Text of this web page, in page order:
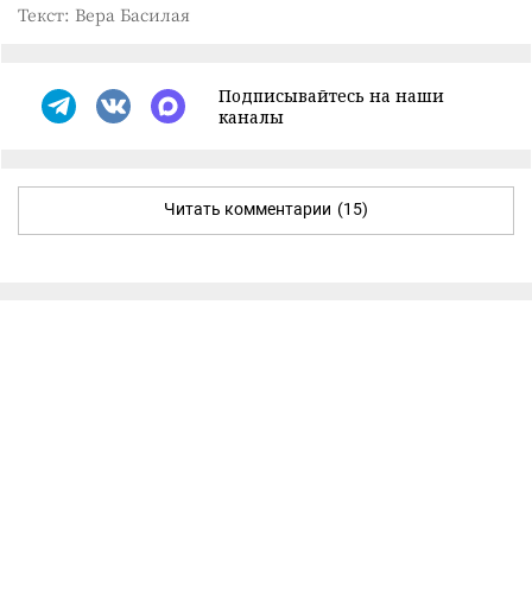
Текст: Вера Басилая
Подписывайтесь на наши
каналы
Читать комментарии (15)